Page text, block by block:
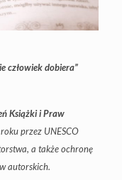
człowiek dobiera”
Książki i Praw
przez UNESCO
a także ochronę
autorskich.